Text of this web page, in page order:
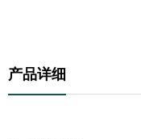
产品详细